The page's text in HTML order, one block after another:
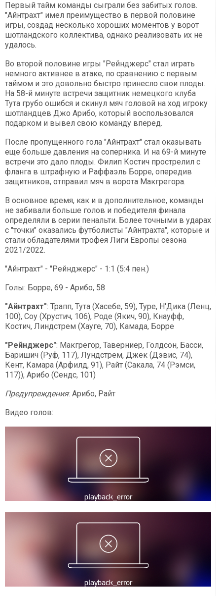
Первый тайм команды сыграли без забитых голов.
"Айнтрахт" имел преимущество в первой половине
игры, создад несколько хороших моментов у ворот
шотландского коллектива, однако реализовать их не
удалось.
Во второй половине игры "Рейнджерс" стал играть
немного активнее в атаке, по сравнению с первым
таймом и это довольно быстро принесло свои плоды.
На 58-й минуте встречи защитник немецкого клуба
Тута грубо ошибся и скинул мяч головой на ход игроку
шотландцев Джо Арибо, который воспользовался
подарком и вывел свою команду вперед.
После пропущенного гола "Айнтрахт" стал оказывать
еще больше давления на соперника. И на 69-й минуте
встречи это дало плоды. Филип Костич прострелил с
фланга в штрафную и Раффаэль Борре, опередив
защитников, отправил мяч в ворота Макгрегора.
В основное время, как и в дополнительное, команды
не забивали больше голов и победителя финала
определяли в серии пенальти. Более точными в ударах
с "точки" оказались футболисты "Айнтрахта", которые и
стали обладателями трофея Лиги Европы сезона
2021/2022.
"Айнтрахт" - "Рейнджерс" - 1:1 (5:4 пен.)
Голы: Борре, 69 - Арибо, 58
"Айнтрахт": Трапп, Тута (Хасебе, 59), Туре, Н'Дика (Ленц,
100), Соу (Хрустич, 106), Роде (Якич, 90), Кнауфф,
Костич, Линдстрем (Хауге, 70), Камада, Борре
"Рейнджерс": Макгрегор, Таверниер, Голдсон, Басси,
Баришич (Руф, 117), Лундстрем, Джек (Дэвис, 74),
Кент, Камара (Арфилд, 91), Райт (Сакала, 74 (Рэмси,
117)), Арибо (Сендс, 101)
Предупреждения: Арибо, Райт
Видео голов: